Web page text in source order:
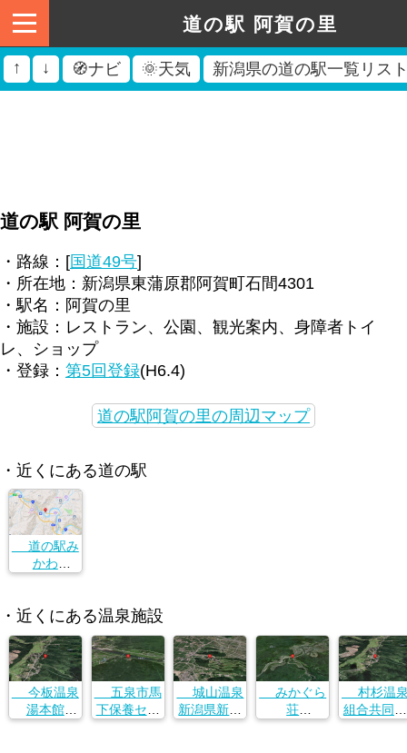
道の駅 阿賀の里
↑ ↓ 🧭ナビ 🌞天気 新潟県の道の駅一覧リス
道の駅 阿賀の里
・路線：[国道49号]
・所在地：新潟県東蒲原郡阿賀町石間4301
・駅名：阿賀の里
・施設：レストラン、公園、観光案内、身障者トイ
レ、ショップ
・登録： 第5回登録(H6.4)
道の駅阿賀の里の周辺マップ
・近くにある道の駅
道の駅み
かわ
石間4301
・近くにある温泉施設
今板温泉
湯本館
五泉市馬
下保養セン
城山温泉
新潟県新発
みかぐら
荘
村杉温
組合共同浴